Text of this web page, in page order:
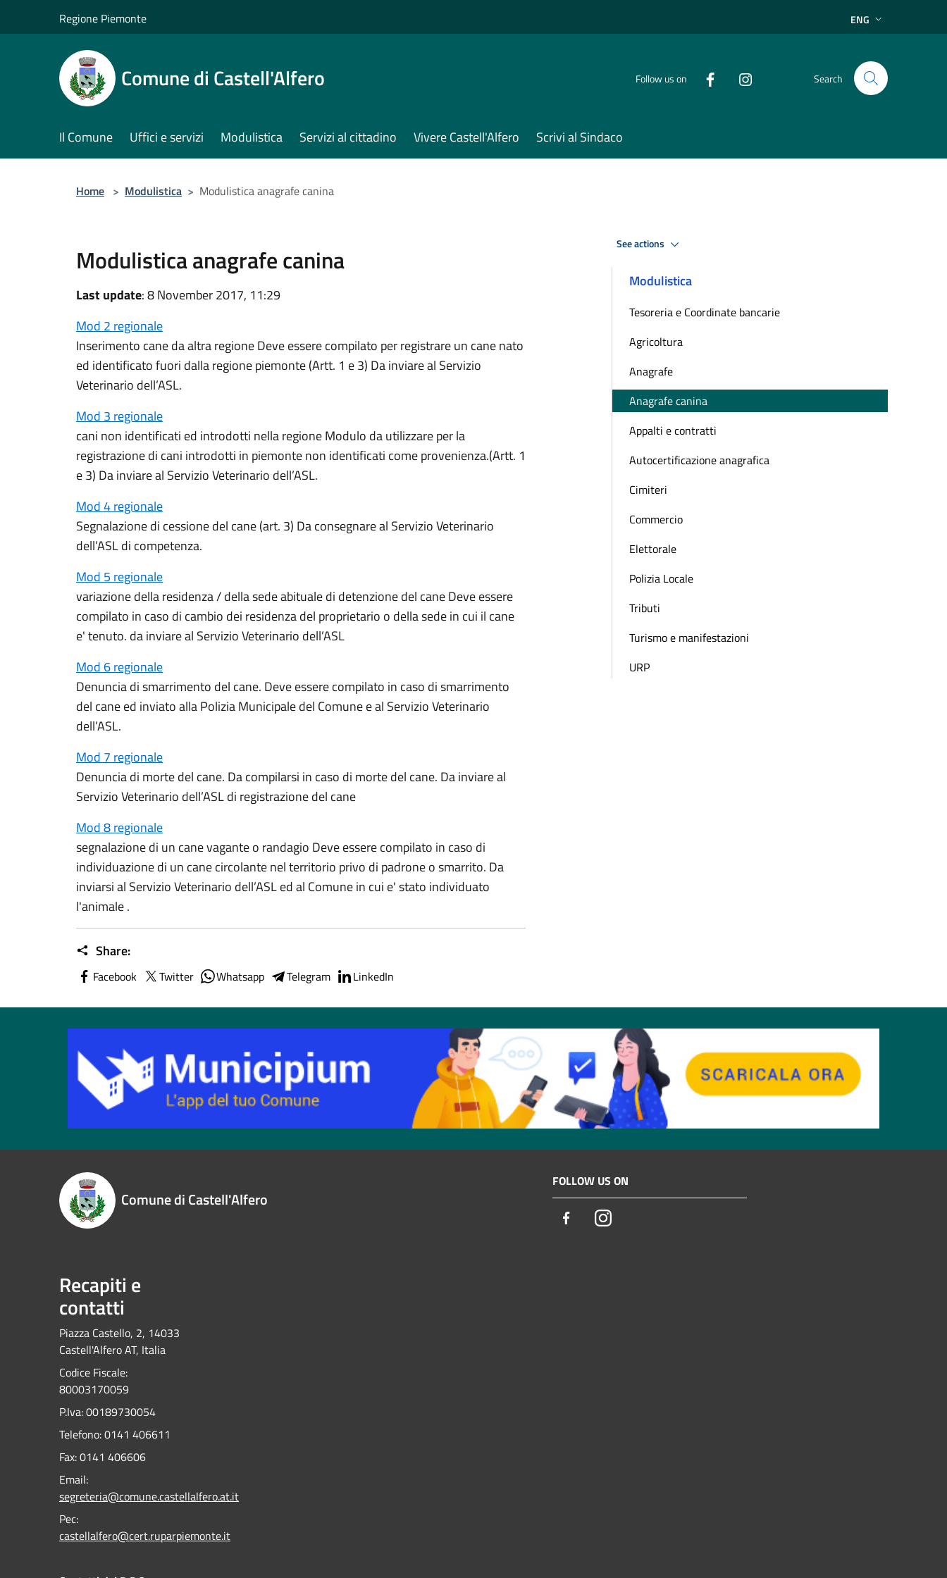
Regione Piemonte ENG
Comune di Castell'Alfero Follow us on Search
Il Comune Uffici e servizi Modulistica Servizi al cittadino Vivere Castell'Alfero Scrivi al Sindaco
Home > Modulistica > Modulistica anagrafe canina
Modulistica anagrafe canina
Last update: 8 November 2017, 11:29
Mod 2 regionale
Inserimento cane da altra regione Deve essere compilato per registrare un cane nato
ed identificato fuori dalla regione piemonte (Artt. 1 e 3) Da inviare al Servizio
Veterinario dell’ASL.
Mod 3 regionale
cani non identificati ed introdotti nella regione Modulo da utilizzare per la
registrazione di cani introdotti in piemonte non identificati come provenienza.(Artt. 1
e 3) Da inviare al Servizio Veterinario dell’ASL.
Mod 4 regionale
Segnalazione di cessione del cane (art. 3) Da consegnare al Servizio Veterinario
dell’ASL di competenza.
Mod 5 regionale
variazione della residenza / della sede abituale di detenzione del cane Deve essere
compilato in caso di cambio dei residenza del proprietario o della sede in cui il cane
e' tenuto. da inviare al Servizio Veterinario dell’ASL
Mod 6 regionale
Denuncia di smarrimento del cane. Deve essere compilato in caso di smarrimento
del cane ed inviato alla Polizia Municipale del Comune e al Servizio Veterinario
dell’ASL.
Mod 7 regionale
Denuncia di morte del cane. Da compilarsi in caso di morte del cane. Da inviare al
Servizio Veterinario dell’ASL di registrazione del cane
Mod 8 regionale
segnalazione di un cane vagante o randagio Deve essere compilato in caso di
individuazione di un cane circolante nel territorio privo di padrone o smarrito. Da
inviarsi al Servizio Veterinario dell’ASL ed al Comune in cui e' stato individuato
l'animale .
Share:
Facebook Twitter Whatsapp Telegram LinkedIn
See actions
Modulistica
Tesoreria e Coordinate bancarie
Agricoltura
Anagrafe
Anagrafe canina
Appalti e contratti
Autocertificazione anagrafica
Cimiteri
Commercio
Elettorale
Polizia Locale
Tributi
Turismo e manifestazioni
URP
Comune di Castell'Alfero
FOLLOW US ON
FacebookInstagram
Recapiti e
contatti
Piazza Castello, 2, 14033
Castell'Alfero AT, Italia
Codice Fiscale:
80003170059
P.Iva: 00189730054
Telefono:0141 406611
Fax:0141 406606
Email:
segreteria@comune.castellalfero.at.it
Pec:
castellalfero@cert.ruparpiemonte.it